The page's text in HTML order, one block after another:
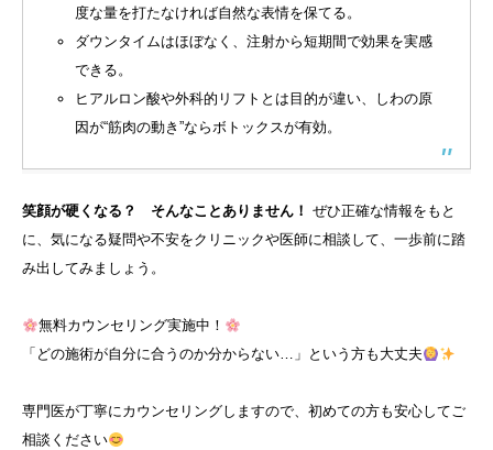
度な量を打たなければ自然な表情を保てる。
ダウンタイムはほぼなく、注射から短期間で効果を実感
できる。
ヒアルロン酸や外科的リフトとは目的が違い、しわの原
因が“筋肉の動き”ならボトックスが有効。
笑顔が硬くなる？ そんなことありません！ ぜひ正確な情報をもと
に、気になる疑問や不安をクリニックや医師に相談して、一歩前に踏
み出してみましょう。
無料カウンセリング実施中！
「どの施術が自分に合うのか分からない…」という方も大丈夫
専門医が丁寧にカウンセリングしますので、初めての方も安心してご
相談ください